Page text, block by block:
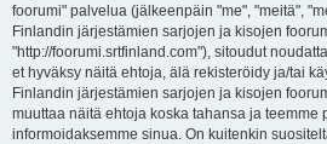
foorumi" palvelua (jälkeenpäin "me", "meitä",
Finlandin järjestämien sarjojen ja kisojen
"http://foorumi.srtfinland.com"), sitoudut
et hyväksy näitä ehtoja, älä rekisteröidy ja/tai
Finlandin järjestämien sarjojen ja kisojen
muuttaa näitä ehtoja koska tahansa ja teemme
informoidaksemme sinua. On kuitenkin